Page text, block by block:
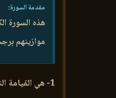
مقدمة السورة:
هذه السورة
موازينهم
1- هي القيامة التي تبدأ بالنفخة الأولى ، وتنتهي بفصل القضاء بين الناس .